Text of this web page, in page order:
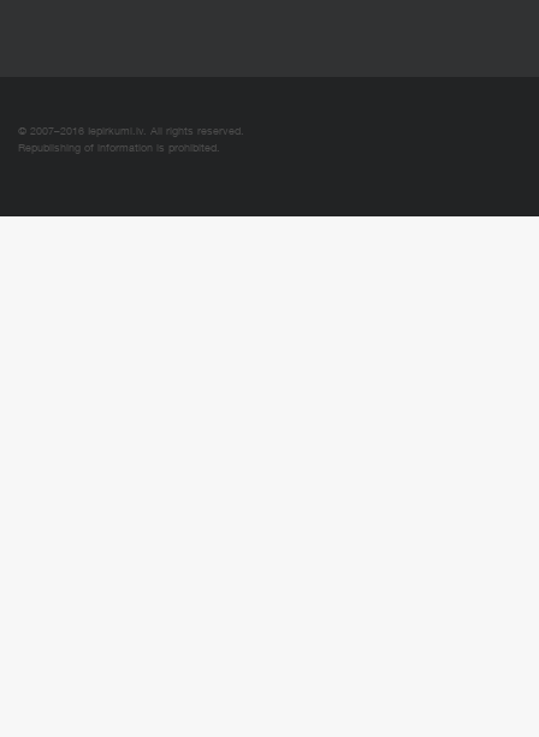
© 2007–2016 Iepirkumi.lv. All rights reserved.
Republishing of information is prohibited.